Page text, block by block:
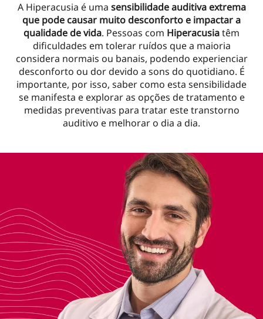
A Hiperacusia é uma sensibilidade auditiva extrema
que pode causar muito desconforto e impactar a
qualidade de vida. Pessoas com Hiperacusiatêm
dificuldades em tolerar ruídos que a maioria
considera normais ou banais, podendo experienciar
desconforto ou dor devido a sons do quotidiano. É
importante, por isso, saber como esta sensibilidade
se manifesta e explorar as opções de tratamento e
medidas preventivas para tratar este transtorno
auditivo e melhorar o dia a dia.